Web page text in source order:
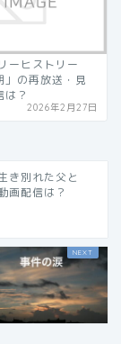
ーヒストリー
」の再放送・見
？
2026年2月27日
き別れた父と
画配信は？